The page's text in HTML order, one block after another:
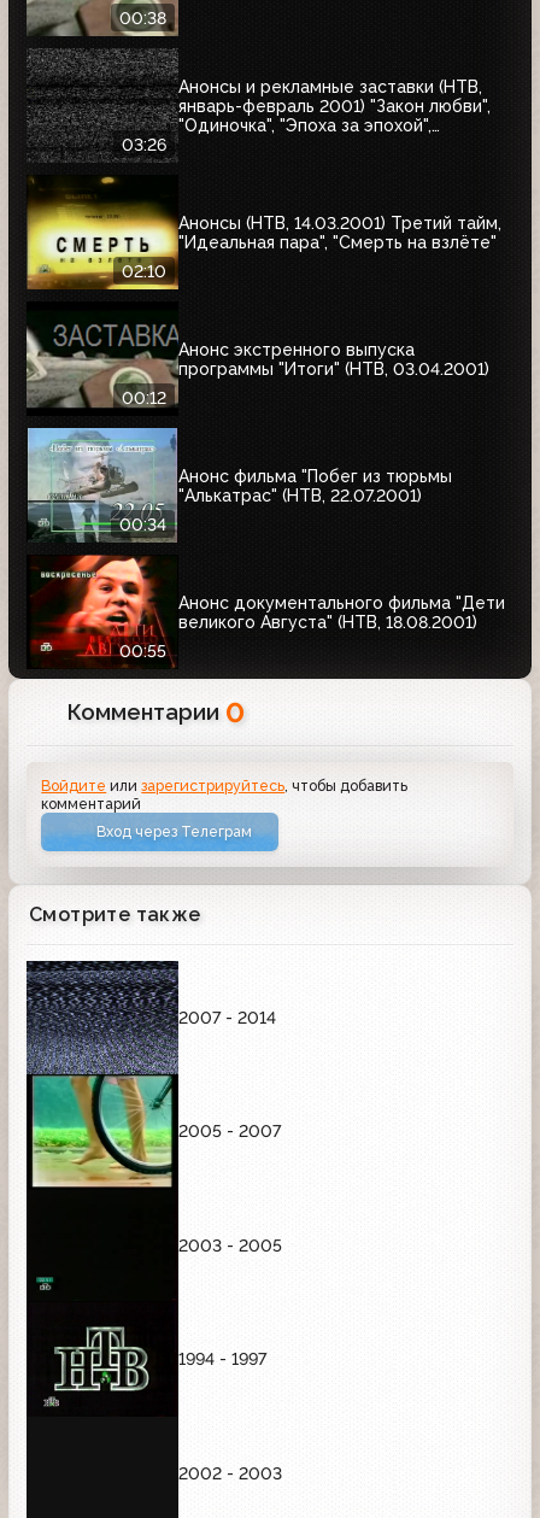
00:38
03:26
Анонсы и рекламные заставки (НТВ,
январь-февраль 2001) "Закон любви",
"Одиночка", "Эпоха за эпохой",
02:10
Анонсы (НТВ, 14.03.2001) Третий тайм,
"Идеальная пара", "Смерть на взлёте"
00:12
Анонс экстренного выпуска
программы "Итоги" (НТВ, 03.04.2001)
00:34
Анонс фильма "Побег из тюрьмы
"Алькатрас" (НТВ, 22.07.2001)
00:55
Анонс документального фильма "Дети
великого Августа" (НТВ, 18.08.2001)
Комментарии 0
Войдите илизарегистрируйтесь, чтобы добавить
комментарий
Вход через Телеграм
Смотрите также
2007 - 2014
2005 - 2007
2003 - 2005
1994 - 1997
2002 - 2003